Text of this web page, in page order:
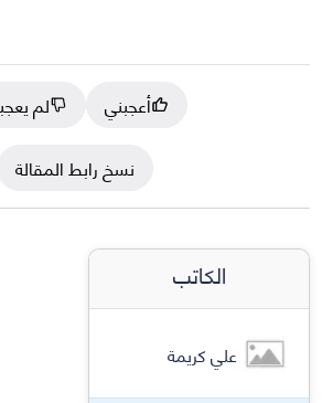
أعجبني
لم
نسخ رابط المقالة
الكاتب
علي كريمة